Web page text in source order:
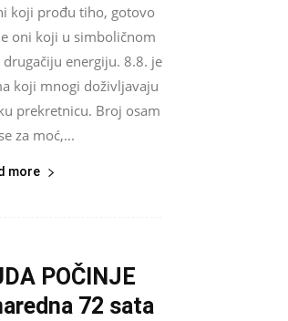
koji prođu tiho, gotovo
oni koji u simboličnom
energiju. 8.8. je
koji mnogi doživljavaju
prekretnicu. Broj osam
za moć,...
more
POČINJE
72 sata